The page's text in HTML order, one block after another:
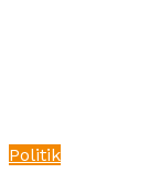
Politik